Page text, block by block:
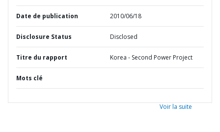
Date de publication 2010/06/18
Disclosure Status Disclosed
Titre du rapport Korea - Second Power Project
Mots clé
Voir la suite